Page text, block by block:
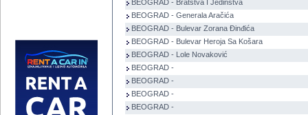
BEOGRAD - Bratstva I Jedinstva
BEOGRAD - Generala Aračića
BEOGRAD - Bulevar Zorana Đinđića
BEOGRAD - Bulevar Heroja Sa Košara
BEOGRAD - Lole Novaković
BEOGRAD -
BEOGRAD -
BEOGRAD -
BEOGRAD -